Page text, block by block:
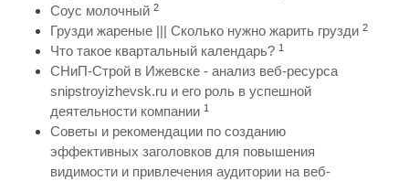
Соус молочный 2
Грузди жареные ||| Сколько нужно жарить грузди 2
Что такое квартальный календарь? 1
СНиП-Строй в Ижевске - анализ веб-ресурса
snipstroyizhevsk.ru и его роль в успешной
деятельности компании 1
Советы и рекомендации по созданию
эффективных заголовков для повышения
видимости и привлечения аудитории на веб-